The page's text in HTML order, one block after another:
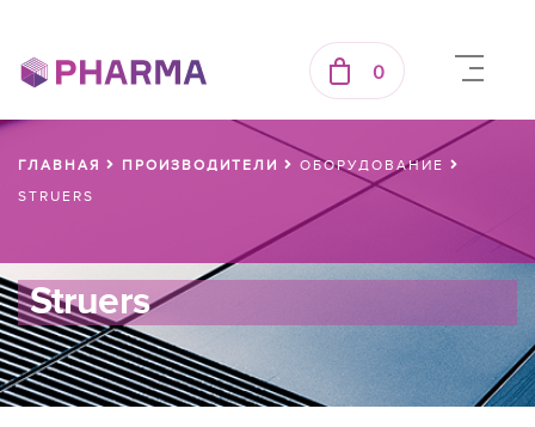
0
ГЛАВНАЯ ПРОИЗВОДИТЕЛИ
ОБОРУДОВАНИЕ
STRUERS
Struers